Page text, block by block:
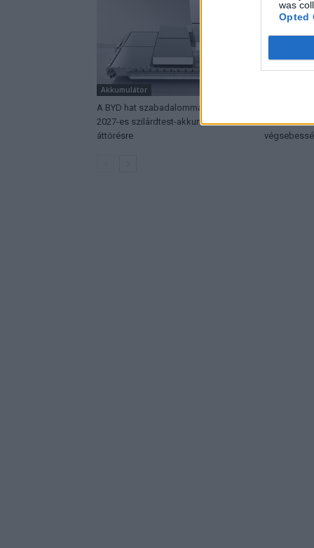
was
Opted
Akkumulátor
A BYD hat szabadalommal készül a
2027-es szilárdtest-akkumulátor-
áttörésre
Smart #2 –